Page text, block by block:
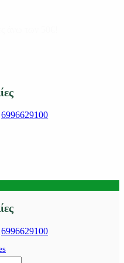
6996629100
6996629100